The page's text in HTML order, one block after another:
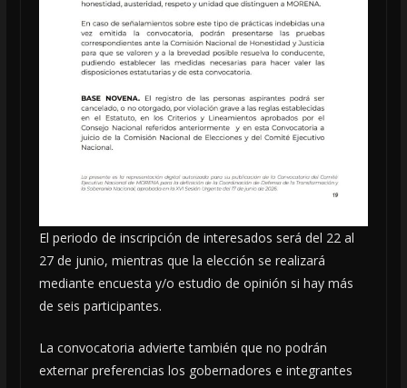
El periodo de inscripción de interesados será del 22 al
27 de junio, mientras que la elección se realizará
mediante encuesta y/o estudio de opinión si hay más
de seis participantes.
La convocatoria advierte también que no podrán
externar preferencias los gobernadores e integrantes